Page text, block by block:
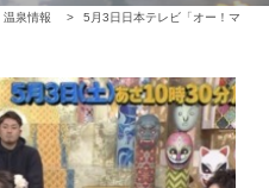
温泉情報 >
5月3日日本テレビ「オー！マ